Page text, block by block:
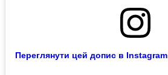
Переглянути цей допис в Instagram